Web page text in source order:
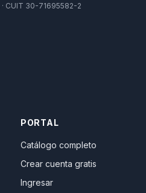
· CUIT 30-71695582-2
PORTAL
Catálogo completo
Crear cuenta gratis
Ingresar